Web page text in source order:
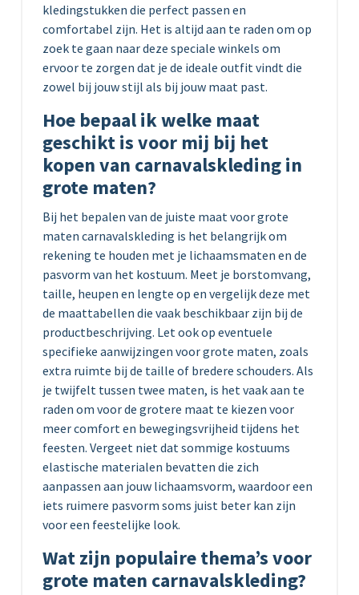
kledingstukken die perfect passen en
comfortabel zijn. Het is altijd aan te raden om op
zoek te gaan naar deze speciale winkels om
ervoor te zorgen dat je de ideale outfit vindt die
zowel bij jouw stijl als bij jouw maat past.
Hoe bepaal ik welke maat
geschikt is voor mij bij het
kopen van carnavalskleding in
grote maten?
Bij het bepalen van de juiste maat voor grote
maten carnavalskleding is het belangrijk om
rekening te houden met je lichaamsmaten en de
pasvorm van het kostuum. Meet je borstomvang,
taille, heupen en lengte op en vergelijk deze met
de maattabellen die vaak beschikbaar zijn bij de
productbeschrijving. Let ook op eventuele
specifieke aanwijzingen voor grote maten, zoals
extra ruimte bij de taille of bredere schouders. Als
je twijfelt tussen twee maten, is het vaak aan te
raden om voor de grotere maat te kiezen voor
meer comfort en bewegingsvrijheid tijdens het
feesten. Vergeet niet dat sommige kostuums
elastische materialen bevatten die zich
aanpassen aan jouw lichaamsvorm, waardoor een
iets ruimere pasvorm soms juist beter kan zijn
voor een feestelijke look.
Wat zijn populaire thema’s voor
grote maten carnavalskleding?